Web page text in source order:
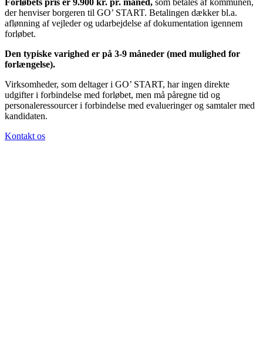
Forløbets pris er 9.900 kr. pr. måned, som betales af kommunen,
der henviser borgeren til GO’ START. Betalingen dækker bl.a.
aflønning af vejleder og udarbejdelse af dokumentation igennem
forløbet.
Den typiske varighed er på 3-9 måneder (med mulighed for
forlængelse).
Virksomheder, som deltager i GO’ START, har ingen direkte
udgifter i forbindelse med forløbet, men må påregne tid og
personaleressourcer i forbindelse med evalueringer og samtaler med
kandidaten.
Kontakt os